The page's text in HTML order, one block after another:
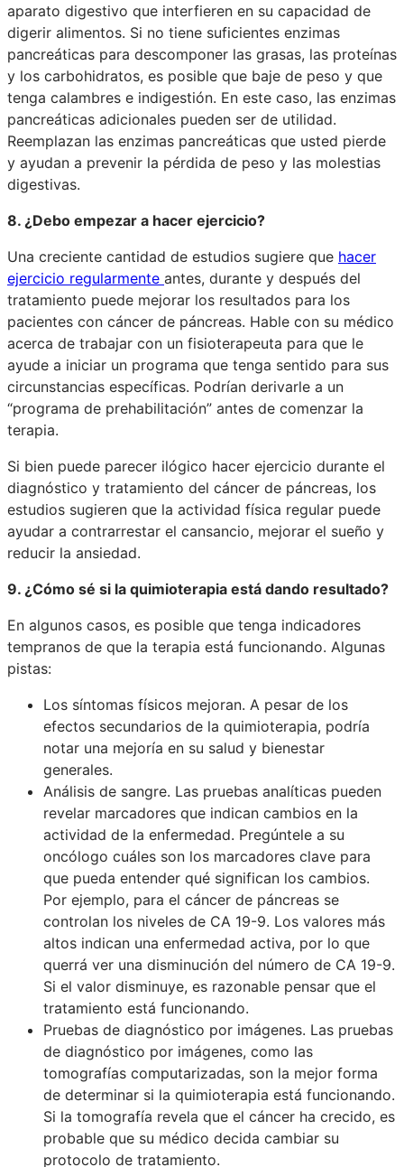
aparato digestivo que interfieren en su capacidad de
digerir alimentos. Si no tiene suficientes enzimas
pancreáticas para descomponer las grasas, las proteínas
y los carbohidratos, es posible que baje de peso y que
tenga calambres e indigestión. En este caso, las enzimas
pancreáticas adicionales pueden ser de utilidad.
Reemplazan las enzimas pancreáticas que usted pierde
y ayudan a prevenir la pérdida de peso y las molestias
digestivas.
8. ¿Debo empezar a hacer ejercicio?
Una creciente cantidad de estudios sugiere que hacer
ejercicio regularmente antes, durante y después del
tratamiento puede mejorar los resultados para los
pacientes con cáncer de páncreas. Hable con su médico
acerca de trabajar con un fisioterapeuta para que le
ayude a iniciar un programa que tenga sentido para sus
circunstancias específicas. Podrían derivarle a un
“programa de prehabilitación” antes de comenzar la
terapia.
Si bien puede parecer ilógico hacer ejercicio durante el
diagnóstico y tratamiento del cáncer de páncreas, los
estudios sugieren que la actividad física regular puede
ayudar a contrarrestar el cansancio, mejorar el sueño y
reducir la ansiedad.
9. ¿Cómo sé si la quimioterapia está dando resultado?
En algunos casos, es posible que tenga indicadores
tempranos de que la terapia está funcionando. Algunas
pistas:
Los síntomas físicos mejoran. A pesar de los
efectos secundarios de la quimioterapia, podría
notar una mejoría en su salud y bienestar
generales.
Análisis de sangre. Las pruebas analíticas pueden
revelar marcadores que indican cambios en la
actividad de la enfermedad. Pregúntele a su
oncólogo cuáles son los marcadores clave para
que pueda entender qué significan los cambios.
Por ejemplo, para el cáncer de páncreas se
controlan los niveles de CA 19-9. Los valores más
altos indican una enfermedad activa, por lo que
querrá ver una disminución del número de CA 19-9.
Si el valor disminuye, es razonable pensar que el
tratamiento está funcionando.
Pruebas de diagnóstico por imágenes. Las pruebas
de diagnóstico por imágenes, como las
tomografías computarizadas, son la mejor forma
de determinar si la quimioterapia está funcionando.
Si la tomografía revela que el cáncer ha crecido, es
probable que su médico decida cambiar su
protocolo de tratamiento.